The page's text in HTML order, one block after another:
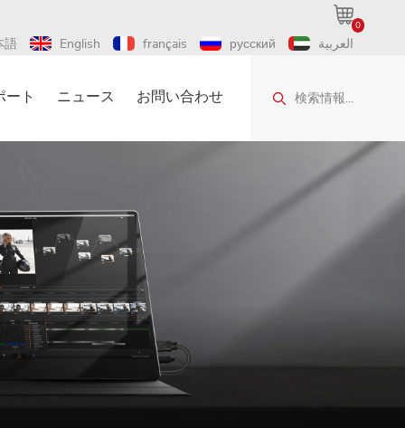
0
語 English français русский العربية
検索情報...
ート ニュース お問い合わせ